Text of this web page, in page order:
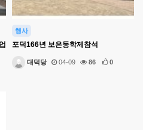
행사
포덕166년 보은동학제참석
대덕당 04-09 86 0